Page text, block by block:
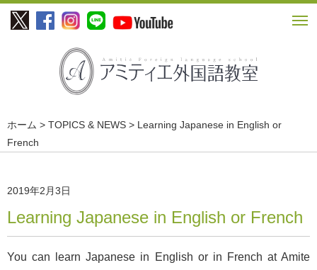
ホーム > TOPICS & NEWS > Learning Japanese in English or
French
2019年2月3日
Learning Japanese in English or French
You can learn Japanese in English or in French at Amite